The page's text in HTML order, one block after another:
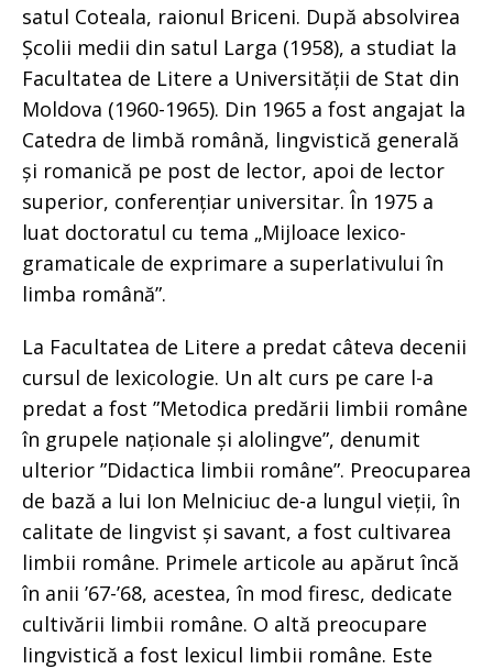
satul Coteala, raionul Briceni. După absolvirea
Școlii medii din satul Larga (1958), a studiat la
Facultatea de Litere a Universității de Stat din
Moldova (1960-1965). Din 1965 a fost angajat la
Catedra de limbă română, lingvistică generală
și romanică pe post de lector, apoi de lector
superior, conferențiar universitar. În 1975 a
luat doctoratul cu tema „Mijloace lexico-
gramaticale de exprimare a superlativului în
limba română”.
La Facultatea de Litere a predat câteva decenii
cursul de lexicologie. Un alt curs pe care l-a
predat a fost ”Metodica predării limbii române
în grupele naționale și alolingve”, denumit
ulterior ”Didactica limbii române”. Preocuparea
de bază a lui Ion Melniciuc de-a lungul vieții, în
calitate de lingvist și savant, a fost cultivarea
limbii române. Primele articole au apărut încă
în anii ’67-’68, acestea, în mod firesc, dedicate
cultivării limbii române. O altă preocupare
lingvistică a fost lexicul limbii române. Este